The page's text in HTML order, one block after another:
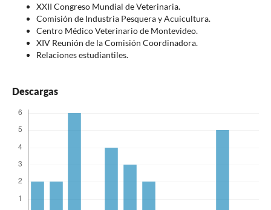
XXII Congreso Mundial de Veterinaria.
Comisión de Industria Pesquera y Acuicultura.
Centro Médico Veterinario de Montevideo.
XIV Reunión de la Comisión Coordinadora.
Relaciones estudiantiles.
Descargas